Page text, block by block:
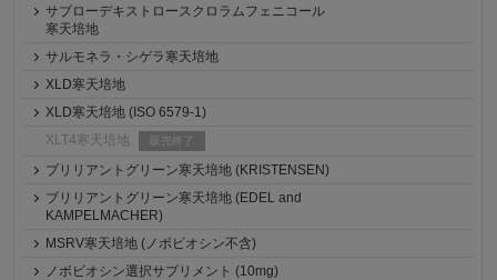
サブローデキストロースクロラムフェニコール
寒天培地
サルモネラ・シゲラ寒天培地
XLD寒天培地
XLD寒天培地 (ISO 6579-1)
XLT4寒天培地
販売終了
ブリリアントグリーン寒天培地 (KRISTENSEN)
ブリリアントグリーン寒天培地 (EDEL and
KAMPELMACHER)
MSRV寒天培地 (ノボビオシン不含)
ノボビオシン選択サプリメント (10mg)